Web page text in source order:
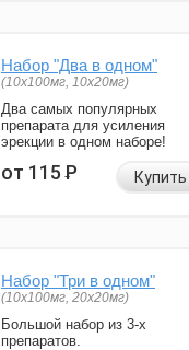
Набор "Два в одном"
(10x100мг, 10x20мг)
Два самых популярных
препарата для усиления
эрекции в одном наборе!
от 115Р Купить
Набор "Три в одном"
(10x100мг, 20x20мг)
Большой набор из 3-х
препаратов.